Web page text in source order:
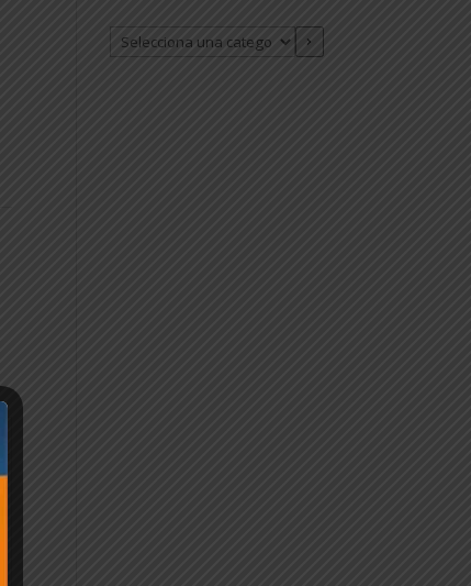
Selecciona
una